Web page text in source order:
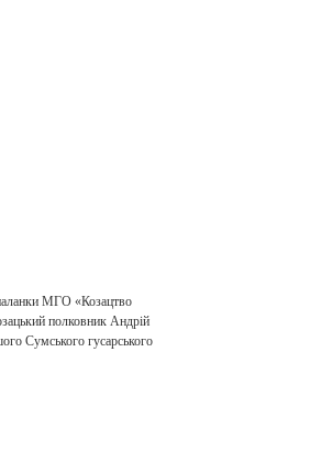
МГО «Козацтво
полковник Андрій
Сумського гусарського